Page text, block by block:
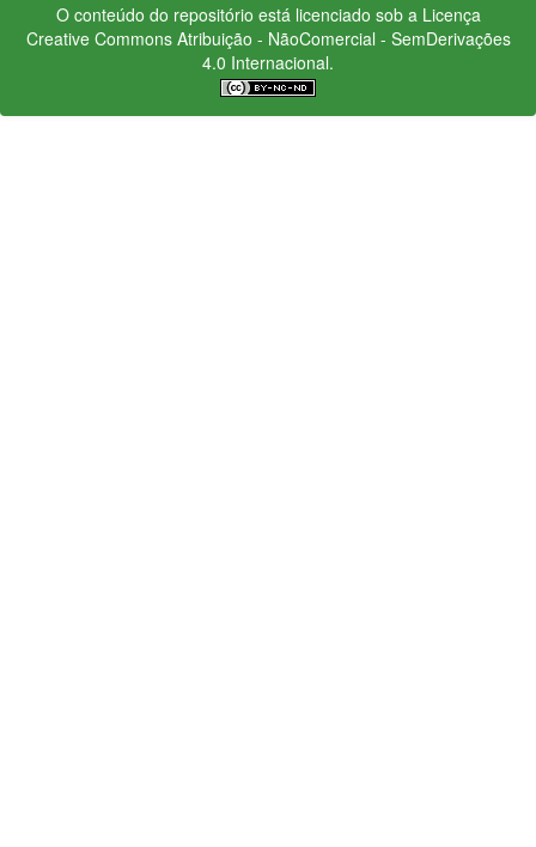
O conteúdo do repositório está licenciado sob a Licença
Creative CommonsAtribuição - NãoComercial - SemDerivações
4.0 Internacional.